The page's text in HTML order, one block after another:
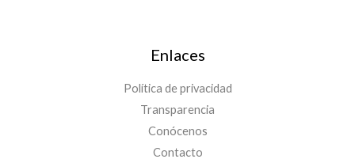
Enlaces
Política de privacidad
Transparencia
Conócenos
Contacto